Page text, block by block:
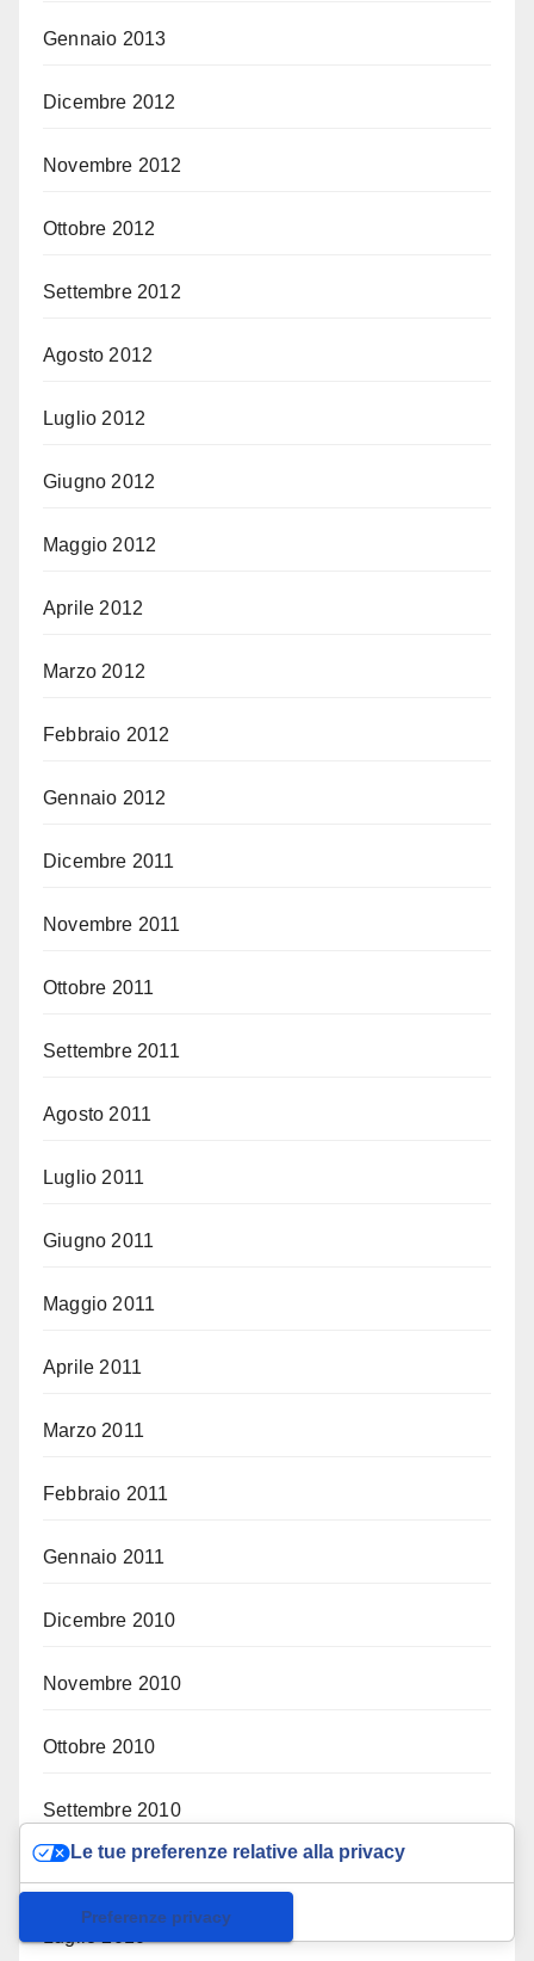
Gennaio 2013
Dicembre 2012
Novembre 2012
Ottobre 2012
Settembre 2012
Agosto 2012
Luglio 2012
Giugno 2012
Maggio 2012
Aprile 2012
Marzo 2012
Febbraio 2012
Gennaio 2012
Dicembre 2011
Novembre 2011
Ottobre 2011
Settembre 2011
Agosto 2011
Luglio 2011
Giugno 2011
Maggio 2011
Aprile 2011
Marzo 2011
Febbraio 2011
Gennaio 2011
Dicembre 2010
Novembre 2010
Ottobre 2010
Settembre 2010
Le tue preferenze relative alla privacy
Informativa sulla raccolta